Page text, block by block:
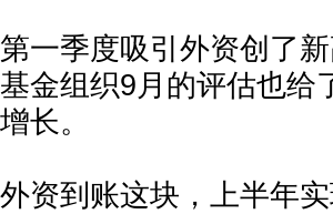
第一季度吸引外资创了
基金组织9月的评估也给
增长。
外资到账这块，上半年